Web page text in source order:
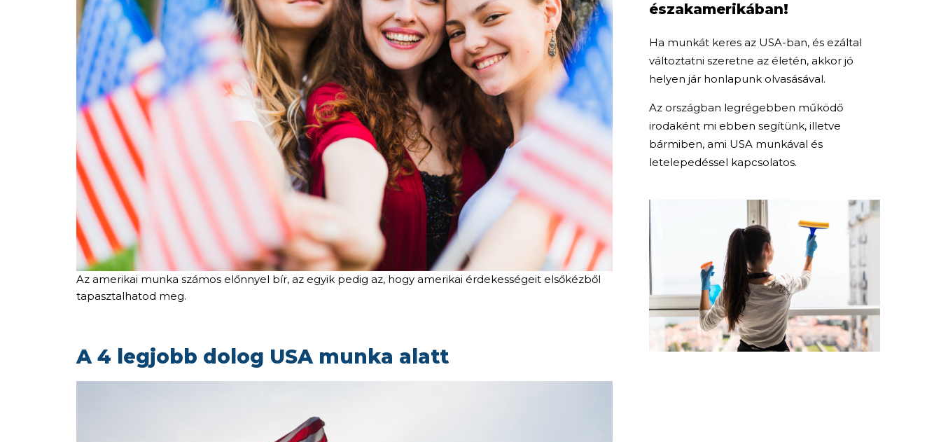
Az amerikai munka számos előnnyel bír, az egyik pedig az, hogy amerikai érdekességeit elsőkézből
tapasztalhatod meg.
A 4 legjobb dolog USA munka alatt
északamerikában!
Ha munkát keres az USA-ban, és ezáltal
változtatni szeretne az életén, akkor jó
helyen jár honlapunk olvasásával.
Az országban legrégebben működő
irodaként mi ebben segítünk, illetve
bármiben, ami USA munkával és
letelepedéssel kapcsolatos.